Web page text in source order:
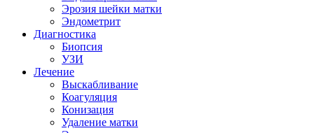
Эрозия шейки матки
Эндометрит
Диагностика
Биопсия
УЗИ
Лечение
Выскабливание
Коагуляция
Конизация
Удаление матки